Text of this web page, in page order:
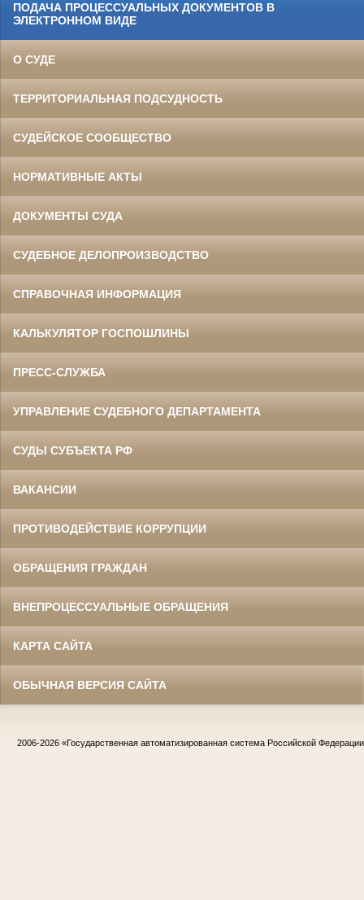
ПОДАЧА ПРОЦЕССУАЛЬНЫХ ДОКУМЕНТОВ В
ЭЛЕКТРОННОМ ВИДЕ
О СУДЕ
ТЕРРИТОРИАЛЬНАЯ ПОДСУДНОСТЬ
СУДЕЙСКОЕ СООБЩЕСТВО
НОРМАТИВНЫЕ АКТЫ
ДОКУМЕНТЫ СУДА
СУДЕБНОЕ ДЕЛОПРОИЗВОДСТВО
СПРАВОЧНАЯ ИНФОРМАЦИЯ
КАЛЬКУЛЯТОР ГОСПОШЛИНЫ
ПРЕСС-СЛУЖБА
УПРАВЛЕНИЕ СУДЕБНОГО ДЕПАРТАМЕНТА
СУДЫ СУБЪЕКТА РФ
ВАКАНСИИ
ПРОТИВОДЕЙСТВИЕ КОРРУПЦИИ
ОБРАЩЕНИЯ ГРАЖДАН
ВНЕПРОЦЕССУАЛЬНЫЕ ОБРАЩЕНИЯ
КАРТА САЙТА
ОБЫЧНАЯ ВЕРСИЯ САЙТА
2006-2026 «Государственная автоматизированная система Российской